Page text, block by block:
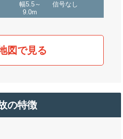
幅5.5～
9.0m
信号なし
図で見る
の特徴